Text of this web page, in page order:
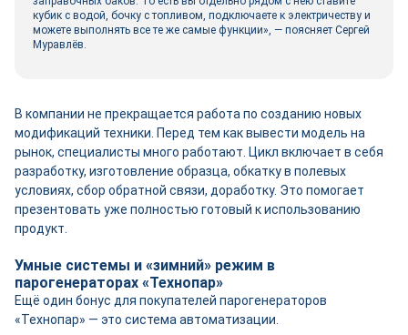
кубик с водой, бочку с топливом, подключаете к электричеству и
можете выполнять все те же самые функции», — поясняет Сергей
Муравлёв.
В компании не прекращается работа по созданию новых
модификаций техники. Перед тем как вывести модель на
рынок, специалисты много работают. Цикл включает в себя
разработку, изготовление образца, обкатку в полевых
условиях, сбор обратной связи, доработку. Это помогает
презентовать уже полностью готовый к использованию
продукт.
Умные системы и «зимний» режим в
парогенераторах «Технопар»
Ещё один бонус для покупателей парогенераторов
«Технопар» — это система автоматизации.